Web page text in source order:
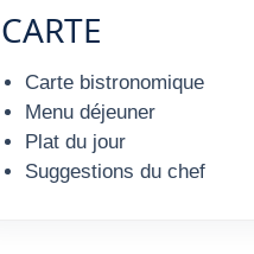
CARTE
Carte bistronomique
Menu déjeuner
Plat du jour
Suggestions du chef